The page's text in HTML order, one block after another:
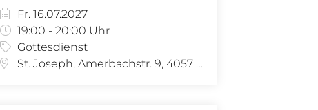
Fr. 16.07.2027
19:00 - 20:00 Uhr
Gottesdienst
St. Joseph, Amerbachstr. 9, 4057 Basel